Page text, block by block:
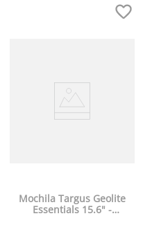
Mochila Targus Geolite
Essentials 15.6" -